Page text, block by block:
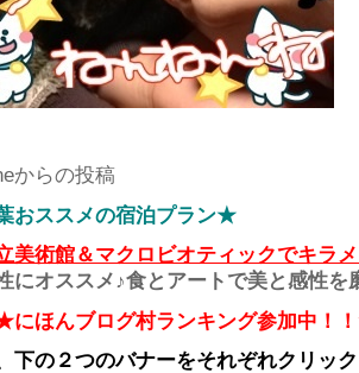
からの投稿
おススメの宿泊プラン★
美術館＆マクロビオティックでキラ
にオススメ♪食とアートで美と感性を
ほんブログ村ランキング参加中
下の２つのバナーをそれぞれクリッ